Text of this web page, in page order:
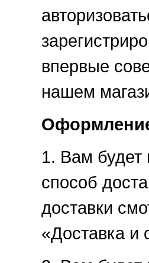
впервые
нашем
1. Вам будет
способ
доставки
«Доставка и